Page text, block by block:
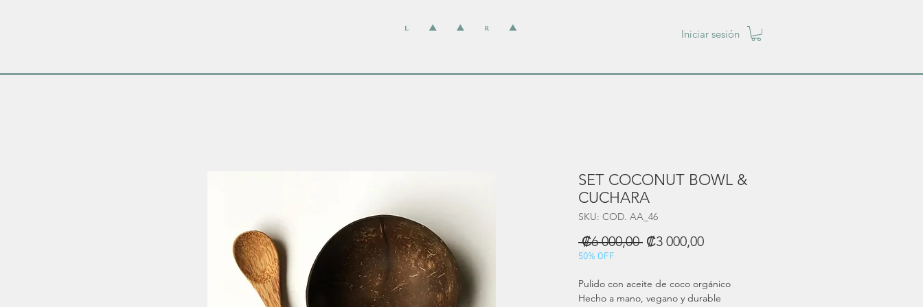
Iniciar sesión
SET COCONUT BOWL &
CUCHARA
SKU: COD. AA_46
₡6 000,00 Precio
₡3 000,00Precio
50% OFF
Pulido con aceite de coco orgánico
Hecho a mano, vegano y durable